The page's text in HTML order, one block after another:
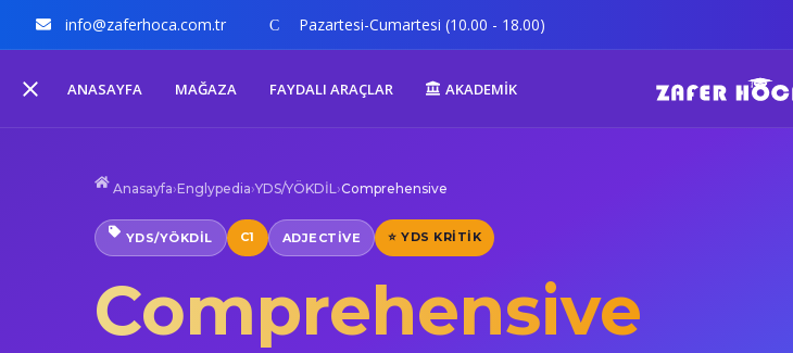
info@zaferhoca.com.tr Pazartesi-Cumartesi (10.00 - 18.00)
ANASAYFA MAĞAZA FAYDALI ARAÇLAR AKADEMİK
Anasayfa›Englypedia›YDS/YÖKDİL›Comprehensive
YDS/YÖKDİL C1 ADJECTIVE ⭐ YDS KRITIK
Comprehensive